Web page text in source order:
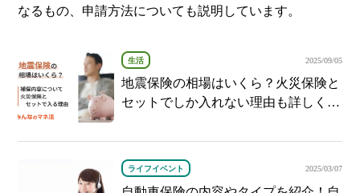
なるもの、申請方法についても説明しています。
生活 2025/09/05
地震保険の相場はいくら？火災保険と
セットでしか入れない理由も詳しく解
ライフイベント 2025/03/07